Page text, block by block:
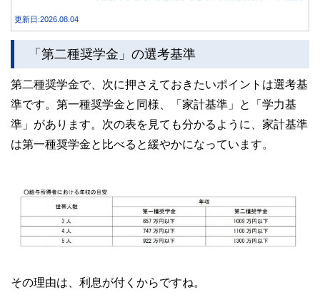
更新日:2026.08.04
「第二種奨学金」の選考基準
第二種奨学金で、次に押さえておきたいポイントは選考基
準です。第一種奨学金と同様、「家計基準」と「学力基
準」があります。次の表を見ても分かるように、家計基準
は第一種奨学金と比べると緩やかになっています。
その理由は、利息が付くからですね。